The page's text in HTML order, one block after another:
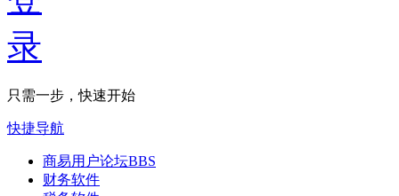
只需一步，快速开始
快捷导航
商易用户论坛BBS
财务软件